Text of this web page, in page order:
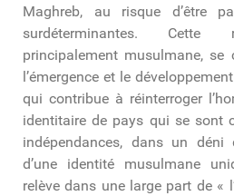
Maghreb, au risque d’être
surdéterminantes. Cette
principalement musulmane,
l’émergence et le
qui contribue à réinterroger
identitaire de pays qui se sont
indépendances, dans un
d’une identité musulmane
relève dans une large part de «